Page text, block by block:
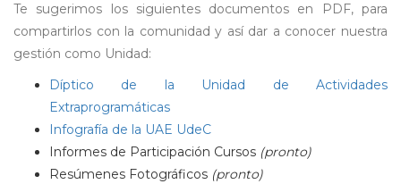
Te sugerimos los siguientes documentos en PDF, para
compartirlos con la comunidad y así dar a conocer nuestra
gestión como Unidad:
Díptico de la Unidad de Actividades
Extraprogramáticas
Infografía de la UAE UdeC
Informes de Participación Cursos (pronto)
Resúmenes Fotográficos (pronto)